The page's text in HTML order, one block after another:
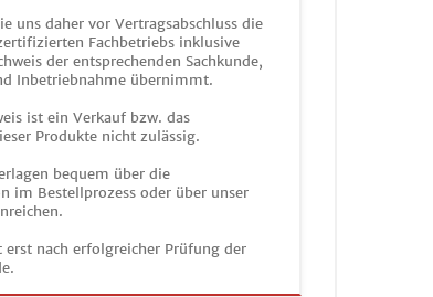
uns daher vor Vertragsabschluss die
Fachbetriebs inklusive
der entsprechenden Sachkunde,
Inbetriebnahme übernimmt.
ist ein Verkauf bzw. das
Produkte nicht zulässig.
bequem über die
im Bestellprozess oder über unser
nach erfolgreicher Prüfung der